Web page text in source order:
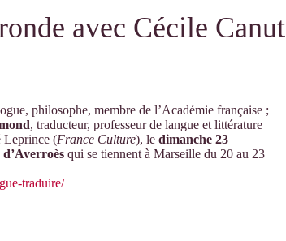
avec Cécile Canut
philosophe, membre de l’Académie française ;
, traducteur, professeur de langue et littérature
Leprince (France Culture), le dimanche 23
qui se tiennent à Marseille du 20 au 23
traduire/